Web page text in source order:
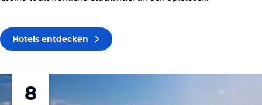
Hotels entdecken
8